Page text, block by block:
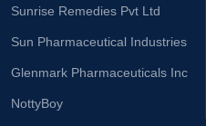
Sunrise Remedies Pvt Ltd
Sun Pharmaceutical Industries
Glenmark Pharmaceuticals Inc
NottyBoy